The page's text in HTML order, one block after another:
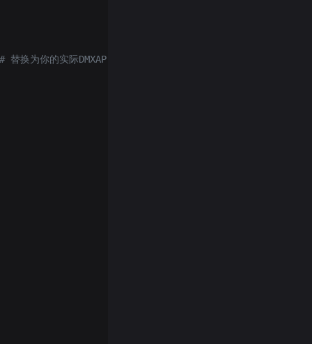
# 替换为你的实际DMXAPI密钥